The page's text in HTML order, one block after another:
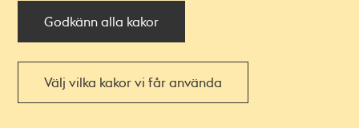
Godkänn alla kakor
Välj vilka kakor vi får använda